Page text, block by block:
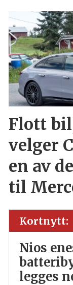
Flott
velger
en av
til
Kortnytt:
Nios
legges